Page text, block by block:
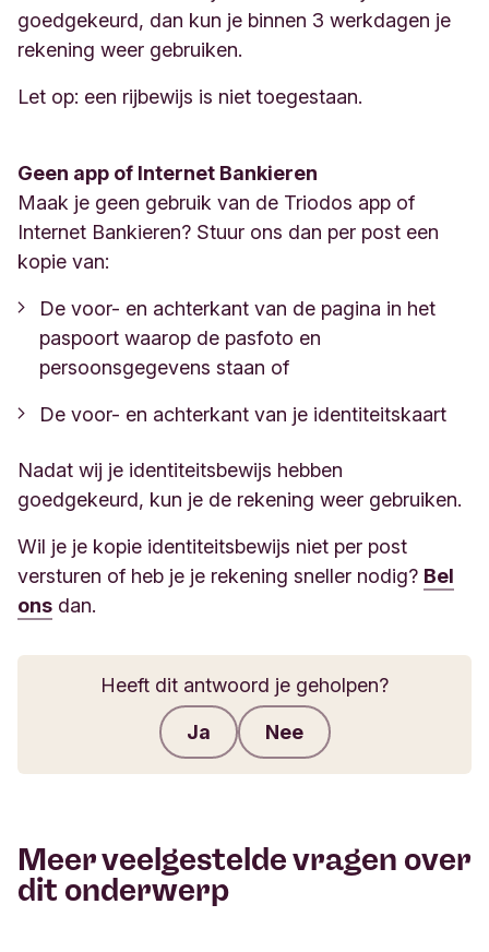
goedgekeurd, dan kun je binnen 3 werkdagen je
rekening weer gebruiken.
Let op: een rijbewijs is niet toegestaan.
Geen app of Internet Bankieren
Maak je geen gebruik van de Triodos app of
Internet Bankieren? Stuur ons dan per post een
kopie van:
De voor- en achterkant van de pagina in het
paspoort waarop de pasfoto en
persoonsgegevens staan of
De voor- en achterkant van je identiteitskaart
Nadat wij je identiteitsbewijs hebben
goedgekeurd, kun je de rekening weer gebruiken.
Wil je je kopie identiteitsbewijs niet per post
versturen of heb je je rekening sneller nodig? Bel
ons dan.
Heeft dit antwoord je geholpen?
Ja Nee
Meer veelgestelde vragen over
dit onderwerp